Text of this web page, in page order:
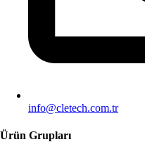
info@cletech.com.tr
Ürün Grupları